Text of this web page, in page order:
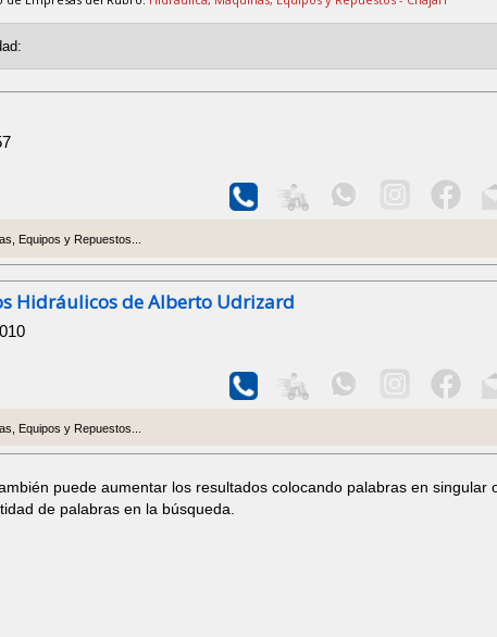
Equipos y Repuestos...
Hidráulicos de Alberto Udrizard
Equipos y Repuestos...
puede aumentar los resultados colocando palabras en singular
de palabras en la búsqueda.